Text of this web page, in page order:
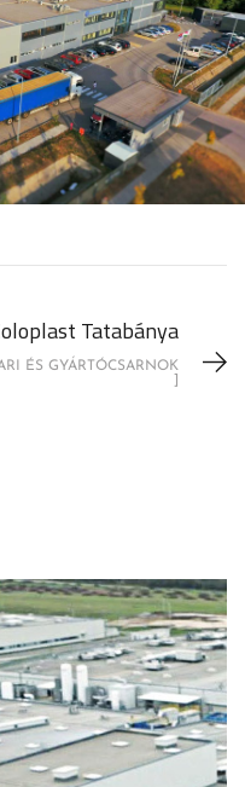
Tatabánya
ÉS GYÁRTÓCSARNOK